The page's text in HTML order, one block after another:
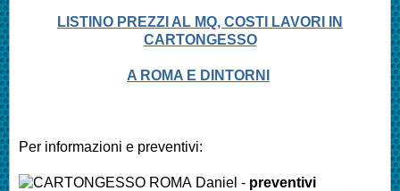
LISTINO PREZZI AL MQ, COSTI LAVORI IN
CARTONGESSO
A ROMA E DINTORNI
Per informazioni e preventivi:
Daniel - preventivi